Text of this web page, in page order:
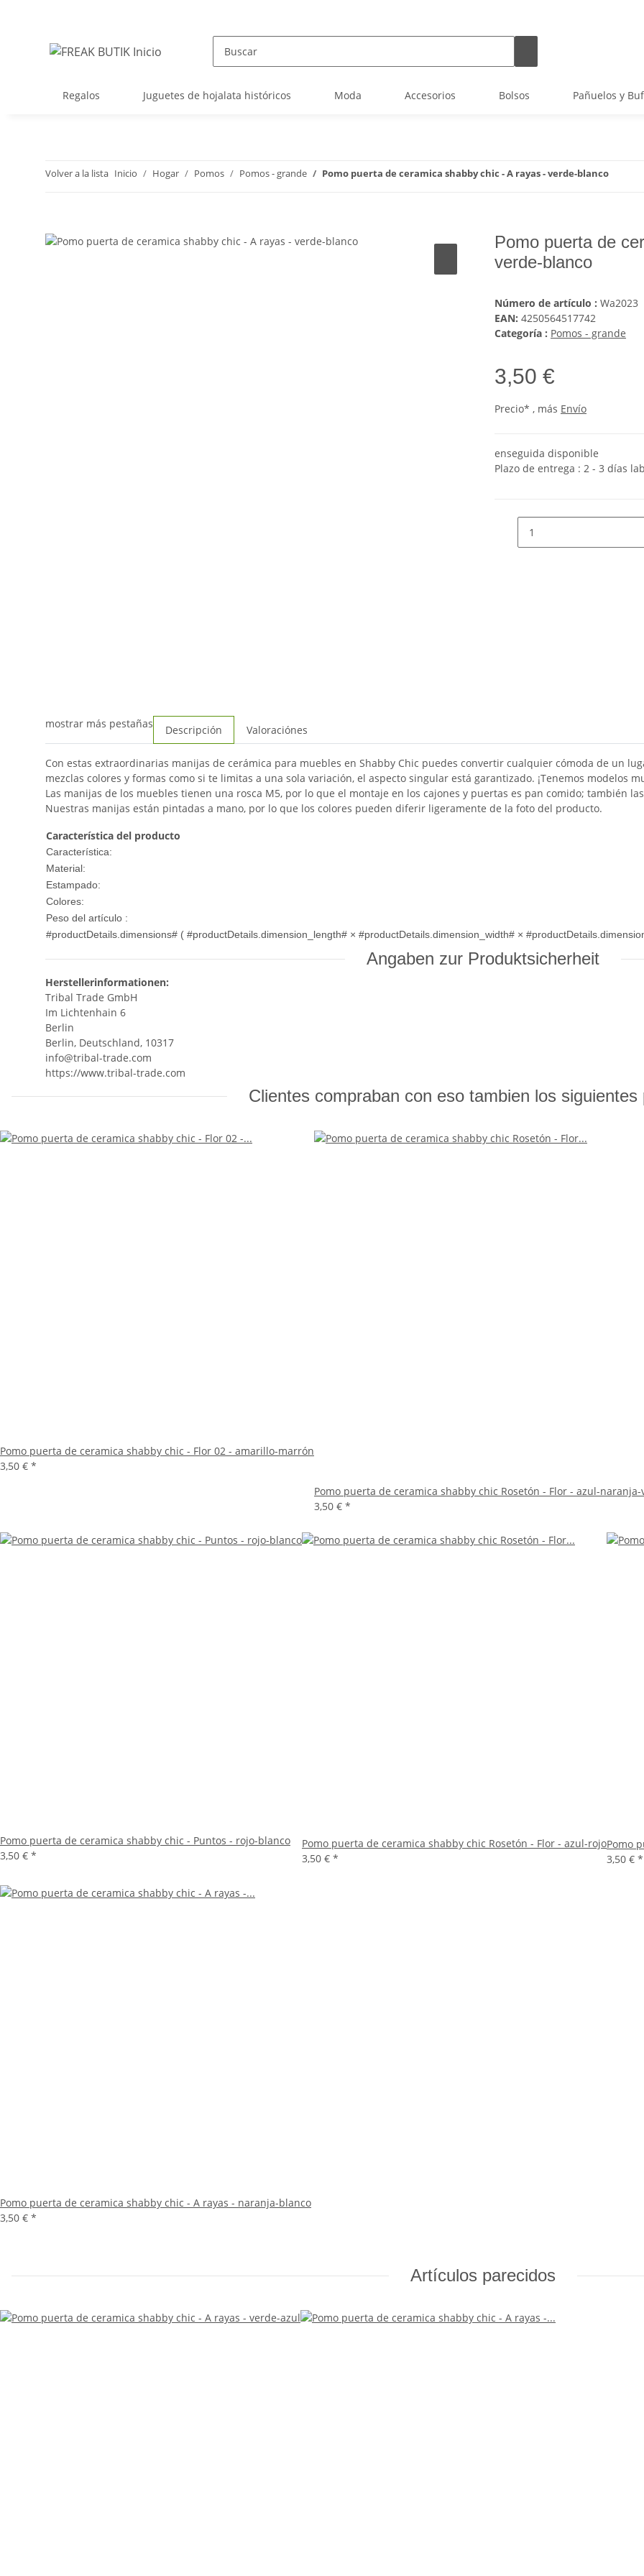
Regalos Juguetes de hojalata históricos Moda Accesorios Bolsos Pañuelos y
Volver a la lista Inicio Hogar Pomos Pomos - grande Pomo puerta de ceramica shabby chic - A rayas - verde-blanco
Pomo puerta de
verde-blanco
Número de artículo : Wa2023
EAN: 4250564517742
Categoría : Pomos - grande
3,50 €
Precio* , más Envío
enseguida disponible
Plazo de entrega : 2 - 3 días
mostrar más pestañas Descripción Valoraciónes
Con estas extraordinarias manijas de cerámica para muebles en Shabby Chic puedes convertir cualquier cómoda de un
mezclas colores y formas como si te limitas a una sola variación, el aspecto singular está garantizado. ¡Tenemos modelos
Las manijas de los muebles tienen una rosca M5, por lo que el montaje en los cajones y puertas es pan comido; también
Nuestras manijas están pintadas a mano, por lo que los colores pueden diferir ligeramente de la foto del producto.
Característica del producto
Característica:
Material:
Estampado:
Colores:
Peso del artículo :
#productDetails.dimensions# ( #productDetails.dimension_length# × #productDetails.dimension_width# ×
Angaben zur Produktsicherheit
Herstellerinformationen:
Tribal Trade GmbH
Im Lichtenhain 6
Berlin
Berlin, Deutschland, 10317
info@tribal-trade.com
https://www.tribal-trade.com
Clientes compraban con eso tambien los siguientes
Pomo puerta de ceramica shabby chic - Flor 02 - amarillo-marrón
3,50 € *
Pomo puerta de ceramica shabby chic Rosetón - Flor - azul-naranja-
3,50 € *
Pomo puerta de ceramica shabby chic - Puntos - rojo-blanco
3,50 € *
Pomo puerta de ceramica shabby chic Rosetón - Flor - azul-rojo
3,50 € *
Pomo
3,50 € *
Pomo puerta de ceramica shabby chic - A rayas - naranja-blanco
3,50 € *
Artículos parecidos